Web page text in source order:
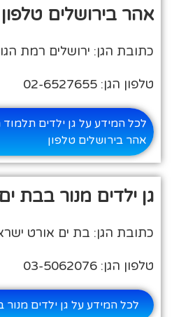
אהר בירושלים טלפון
כתובת הגן: ירושלים רמת הגולן
טלפון הגן: 02-6527655
לכל המידע על גן ילדים תלמוד
אהר בירושלים טלפון
גן ילדים מנור בבת
כתובת הגן: בת ים אורט
טלפון הגן: 03-5062076
לכל המידע על גן ילדים מנור